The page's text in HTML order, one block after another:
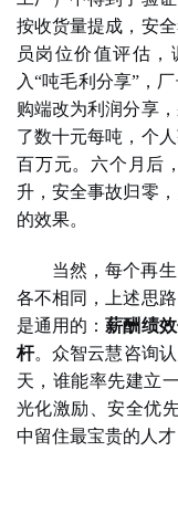
按收货量提成，安
员岗位价值评估，
入“吨毛利分享”，
购端改为利润分享
了数十元每吨，个
百万元。六个月后
升，安全事故归零
的效果。
当然，每个再
各不相同，上述思
是通用的：薪酬绩
杆。众智云慧咨询认
天，谁能率先建立
光化激励、安全优
中留住最宝贵的人才